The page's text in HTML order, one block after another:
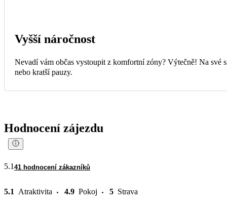
Vyšší náročnost
Nevadí vám občas vystoupit z komfortní zóny? Výtečně! Na své
nebo kratší pauzy.
Hodnocení zájezdu
5.1 41 hodnocení zákazníků
5.1 Atraktivita 4.9 Pokoj 5 Strava